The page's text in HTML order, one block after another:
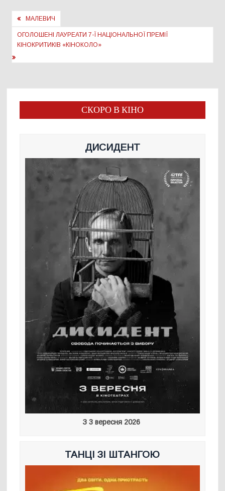
Навігація
записів
МАЛЕВИЧ
ОГОЛОШЕНІ ЛАУРЕАТИ 7-Ї НАЦІОНАЛЬНОЇ ПРЕМІЇ
КІНОКРИТИКІВ «КІНОКОЛО»
СКОРО В КІНО
ДИСИДЕНТ
З 3 вересня 2026
ТАНЦІ ЗІ ШТАНГОЮ